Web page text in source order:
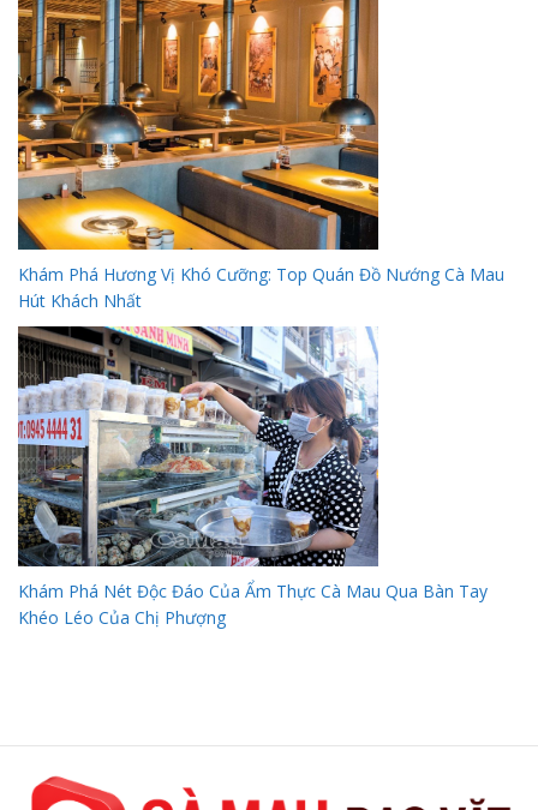
Khám Phá Hương Vị Khó Cưỡng: Top Quán Đồ Nướng Cà Mau
Hút Khách Nhất
Khám Phá Nét Độc Đáo Của Ẩm Thực Cà Mau Qua Bàn Tay
Khéo Léo Của Chị Phượng